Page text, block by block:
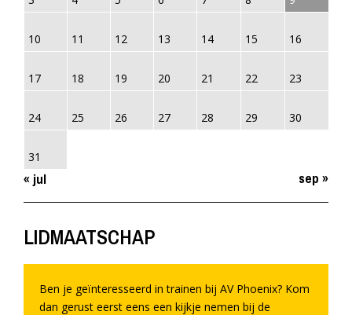
10 11 12 13 14 15 16
17 18 19 20 21 22 23
24 25 26 27 28 29 30
31
« jul sep »
LIDMAATSCHAP
Ben je geïnteresseerd in trainen bij AV Phoenix? Kom
dan gerust eerst eens een kijkje nemen bij de